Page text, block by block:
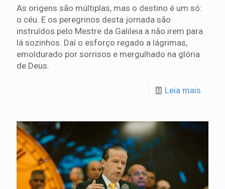
As origens são múltiplas, mas o destino é um só:
o céu. E os peregrinos desta jornada são
instruídos pelo Mestre da Galileia a não irem para
lá sozinhos. Daí o esforço regado a lágrimas,
emoldurado por sorrisos e mergulhado na glória
de Deus.
Leia mais